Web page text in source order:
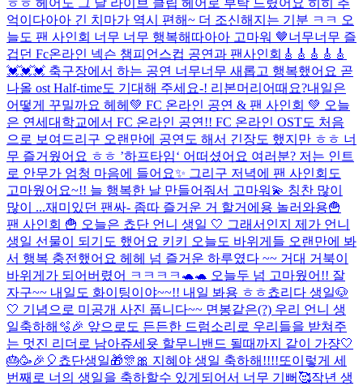
억이다아아 긴 치마가 역시 편해~ 더 조신해지는 기분 ㅋㅋ 오
늘도 팬 사인회 너무 너무 행복해따아아 고마워 🤎너무너무 즐
겁던 Fc온라인 넥슨 챔피언스컵 공연과 팬사인회🎸🎸🎸🎸🎸
💓💓💓 축구장에서 하는 공연 너무너무 새롭고 행복했어요 곧
나올 ost Half-time도 기대해 주세요-! 리본머리어때요?내일은
어떻게 꾸밀까요 헤헤 💚 FC 온라인 공연 & 팬 사인회 💚 오늘
은 연세대학교에서 FC 온라인 공연!! FC 온라인 OST도 처음
으로 보여드리구 오랜만에 공연도 해서 긴장도 했지만 ㅎㅎ 너
무 즐거웠어요 ㅎㅎ ’하프타임‘ 어떠셨어요 여러분? 저는 인트
로 안무가 엄청 마음에 들어요✨ 그리구 저녁에 팬 사인회도
고마웠어요~!! 늘 행복한 날 만들어줘서 고마워💫 칭찬 많이
많이 ...재미있던 팬싸- 좀따 즐거운 거 할거에용 놀러와용🍟
팬 사인회 🍟 오늘은 쵸단 언니 생일 🤍 그래서인지 제가 언니
생일 선물이 되기도 했어요 키키 오늘도 바위게들 오랜만에 봐
서 행복 충전했어요 헤헤 넘 즐거운 하루였다 ~~ 거대 거북이
바위게가 되어버렸어 ㅋㅋㅋㅋ🐢🐢 오늘두 넘 고마웠어!! 잘
자구~~ 내일도 화이팅이야~~!! 내일 봐용 ㅎㅎ쵸리다 생일🐶
🤍 기념으로 미공개 사진 풉니다~~ 면봉같은(?) 우리 언니 생
일축하해🫧🎉 앞으로도 든든한 드럼소리로 우리들을 받쳐주
는 멋진 리더로 남아쥬세욧 할무니밴드 될때까지 같이 가쟝🤍
🎂🥳🎉🎈쵸단생일🎁🎊🎀 지혜야 생일 축하해!!!!또이렇게 세
번째로 너의 생일을 축하할수 있게되어서 너무 기뻐🥰작년 생